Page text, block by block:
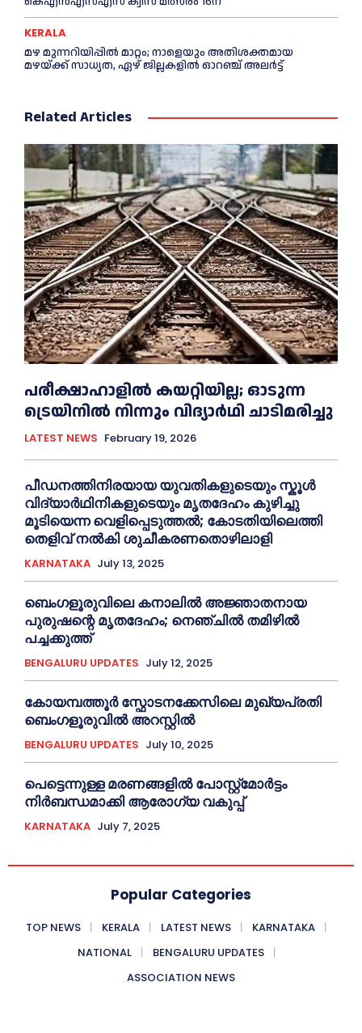
KERALA
മഴ മുന്നറിയിപ്പിൽ മാറ്റം; നാളെയും അതിശക്തമായ
മഴയ്ക്ക് സാധ്യത, ഏഴ് ജില്ലകളിൽ ഓറഞ്ച് അലർട്ട്
Related Articles
പരീക്ഷാഹാളിൽ കയറ്റിയില്ല; ഓടുന്ന
ട്രെയിനിൽ നിന്നും വിദ്യാർഥി ചാടിമരിച്ചു
LATEST NEWS February 19, 2026
പീഡനത്തിനിരയായ യുവതികളുടെയും സ്കൂൾ
വിദ്യാർഥിനികളുടെയും മൃതദേഹം കുഴിച്ചു
മൂടിയെന്ന വെളിപ്പെടുത്തൽ; കോടതിയിലെത്തി
തെളിവ് നൽകി ശുചീകരണതൊഴിലാളി
KARNATAKA July 13, 2025
ബെംഗളൂരുവിലെ കനാലിൽ അജ്ഞാതനായ
പുരുഷന്റെ മൃതദേഹം; നെഞ്ചിൽ തമിഴിൽ
പച്ചക്കുത്ത്
BENGALURU UPDATES July 12, 2025
കോയമ്പത്തൂർ സ്ഫോടനക്കേസിലെ മുഖ്യപ്രതി
ബെംഗളൂരുവിൽ അറസ്റ്റിൽ
BENGALURU UPDATES July 10, 2025
പെട്ടെന്നുള്ള മരണങ്ങളിൽ പോസ്റ്റ്മോർട്ടം
നിർബന്ധമാക്കി ആരോഗ്യ വകുപ്പ്
KARNATAKA July 7, 2025
Popular Categories
TOP NEWS KERALA LATEST NEWS
KARNATAKA
NATIONAL
BENGALURU UPDATES
ASSOCIATION NEWS